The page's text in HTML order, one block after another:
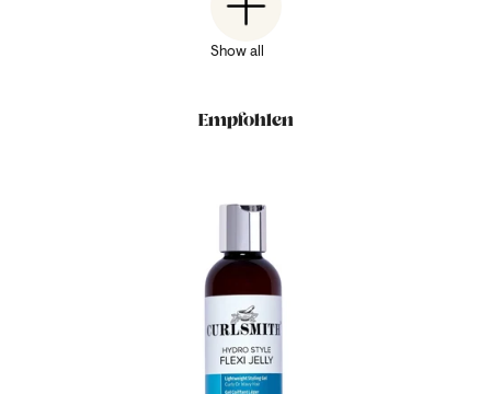
Show all
Empfohlen